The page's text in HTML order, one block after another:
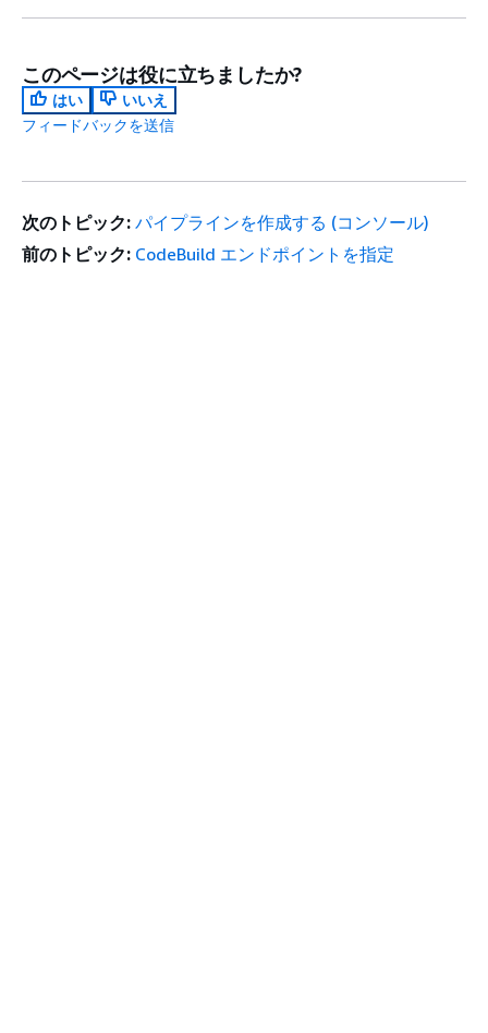
このページは役に立ちましたか?
はい
いいえ
フィードバックを送信
次のトピック: パイプラインを作成する (コンソール)
前のトピック: CodeBuild エンドポイントを指定